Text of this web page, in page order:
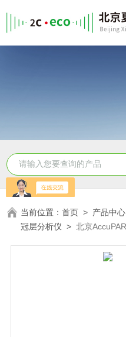
当前位置：首页 > 产品中心
冠层分析仪 >北京